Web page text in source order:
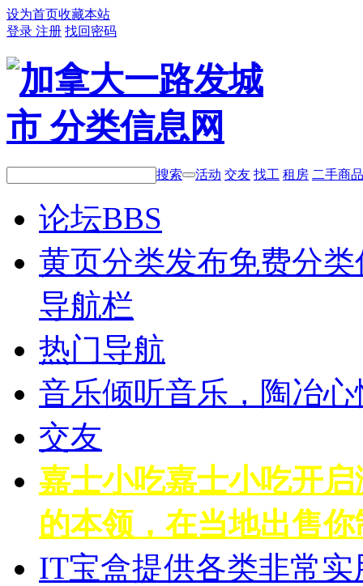
设为首页收藏本站
登录 注册 找回密码
搜索 活动 交友 找工 租房 二手商品
论坛BBS
黄页分类发布免费分
导航栏
热门导航
音乐倾听音乐，陶冶心
交友
嘉士小吃嘉士小吃开
的本领，在当地出售
IT宝盒提供各类非常